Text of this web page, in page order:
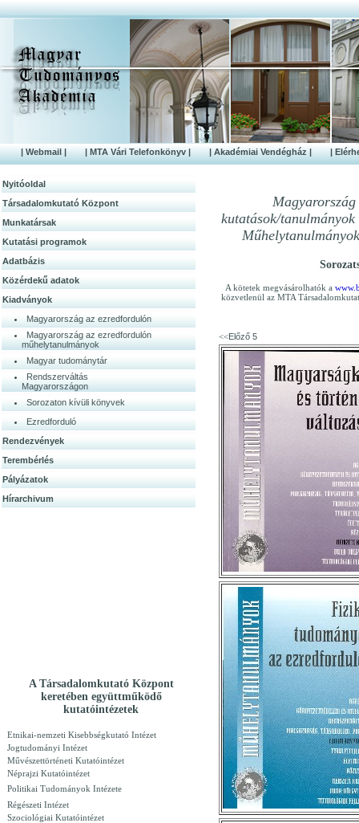
| Webmail | | MTA Vári Telefonkönyv | | Akadémiai Vendégház | |
Nyitóoldal
Társadalomkutató Központ
Munkatársak
Kutatási programok
Adatbázis
Közérdek­ű adatok
Kiadványok
Magyarország az ezredfordulón
Magyarország az ezredfordulón
műhelytanulmányok
Magyar tudománytár
Rendszerváltás
Magyarországon
Sorozaton kívüli könyvek
Ezredforduló
Rendezvények
Terembérlés
Pályázatok
Hírarchivum
A Társadalomkutató Központ
keretében együttműködő
kutatóintézetek
Etnikai-nemzeti Kisebbségkutató Intézet
Jogtudományi Intézet
Művészettörténeti Kutatóintézet
Néprajzi Kutatóintézet
Politikai Tudományok Intézete
Régészeti Intézet
Szociológiai Kutatóintézet
kutatások/
A kötetek megvásárolhatók a
közvetlenül az MTA
<<Előző 5